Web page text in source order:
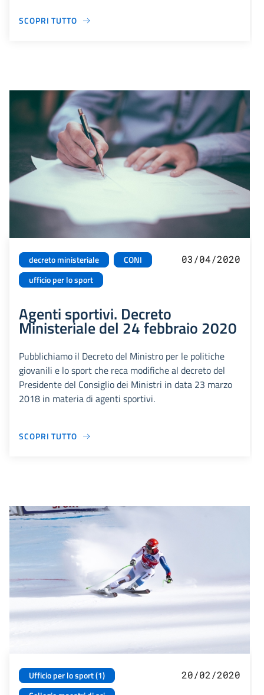
SCOPRI TUTTO
decreto ministeriale
CONI
ufficio per lo sport
03/04/2020
Agenti sportivi. Decreto
Ministeriale del 24 febbraio 2020
Pubblichiamo il Decreto del Ministro per le politiche
giovanili e lo sport che reca modifiche al decreto del
Presidente del Consiglio dei Ministri in data 23 marzo
2018 in materia di agenti sportivi.
SCOPRI TUTTO
Ufficio per lo sport (1)
20/02/2020